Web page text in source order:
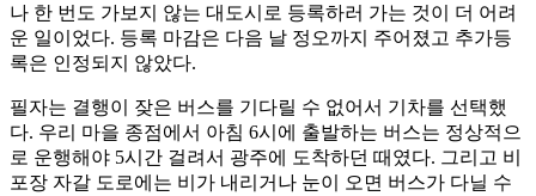
나 한 번도 가보지 않는 대도시로 등록하러 가는 것이 더 어려
운 일이었다. 등록 마감은 다음 날 정오까지 주어졌고 추가등
록은 인정되지 않았다.
필자는 결행이 잦은 버스를 기다릴 수 없어서 기차를 선택했
다. 우리 마을 종점에서 아침 6시에 출발하는 버스는 정상적으
로 운행해야 5시간 걸려서 광주에 도착하던 때였다. 그리고 비
포장 자갈 도로에는 비가 내리거나 눈이 오면 버스가 다닐 수